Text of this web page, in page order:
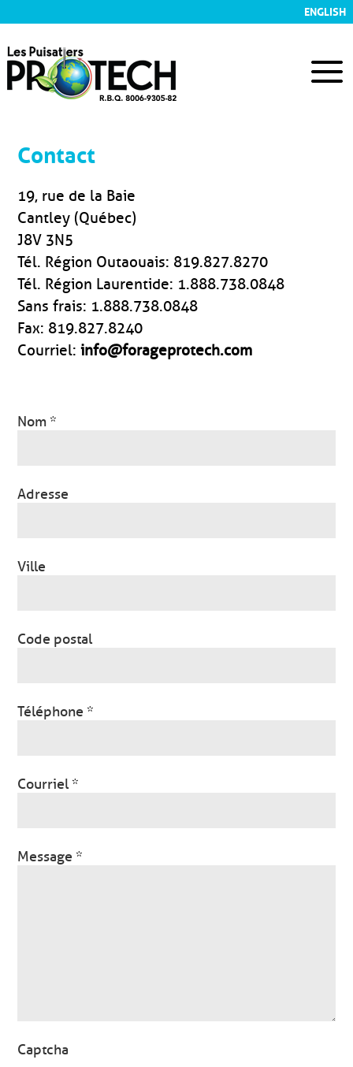
ENGLISH
Contact
19, rue de la Baie
Cantley (Québec)
J8V 3N5
Tél. Région Outaouais: 819.827.8270
Tél. Région Laurentide: 1.888.738.0848
Sans frais: 1.888.738.0848
Fax: 819.827.8240
Courriel: info@forageprotech.com
Nom *
Adresse
Ville
Code postal
Téléphone *
Courriel *
Message *
Captcha